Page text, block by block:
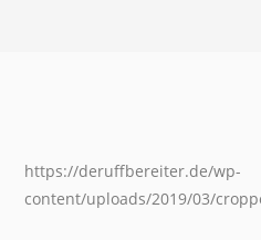
https://deruffbereiter.de/wp-
content/uploads/2019/03/